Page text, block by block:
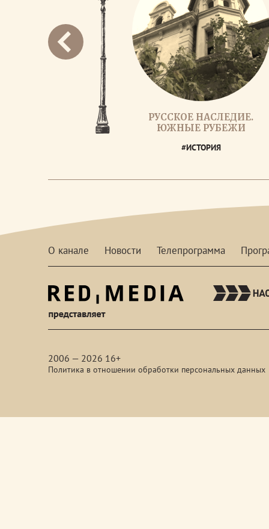
РУССКОЕ НАСЛЕДИЕ.
ЮЖНЫЕ РУБЕЖИ
#ИСТОРИЯ
О канале Новости Телепрограмма
2006 — 2026 16+
Политика в отношении обработки персональных данных